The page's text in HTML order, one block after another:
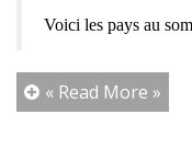
Voici les pays au
« Read More »